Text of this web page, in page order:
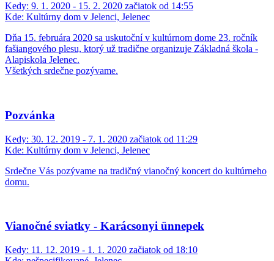
Kedy: 9. 1. 2020 - 15. 2. 2020 začiatok od 14:55
Kde: Kultúrny dom v Jelenci, Jelenec
Dňa 15. februára 2020 sa uskutoční v kultúrnom dome 23. ročník
fašiangového plesu, ktorý už tradične organizuje Základná škola -
Alapiskola Jelenec.
Všetkých srdečne pozývame.
Pozvánka
Kedy: 30. 12. 2019 - 7. 1. 2020 začiatok od 11:29
Kde: Kultúrny dom v Jelenci, Jelenec
Srdečne Vás pozývame na tradičný vianočný koncert do kultúrneho
domu.
Vianočné sviatky - Karácsonyi ünnepek
Kedy: 11. 12. 2019 - 1. 1. 2020 začiatok od 18:10